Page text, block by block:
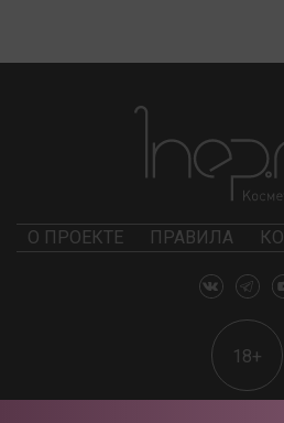
О ПРОЕКТЕ ПРАВИЛА
18+